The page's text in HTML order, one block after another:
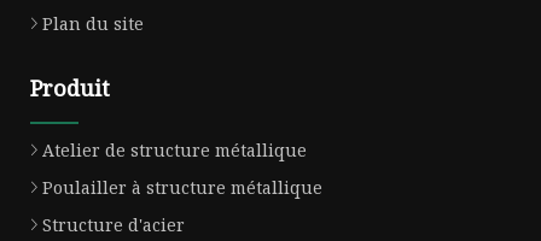
Plan du site
Produit
Atelier de structure métallique
Poulailler à structure métallique
Structure d'acier